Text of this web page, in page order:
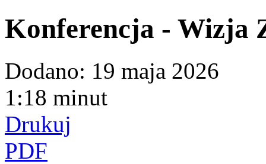
Konferencja - Wizja
Dodano: 19 maja 2026
1:18 minut
Drukuj
PDF